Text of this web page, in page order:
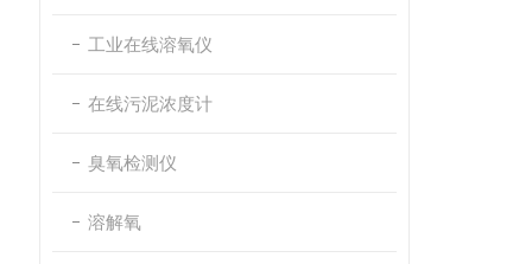
工业在线溶氧仪
在线污泥浓度计
臭氧检测仪
溶解氧